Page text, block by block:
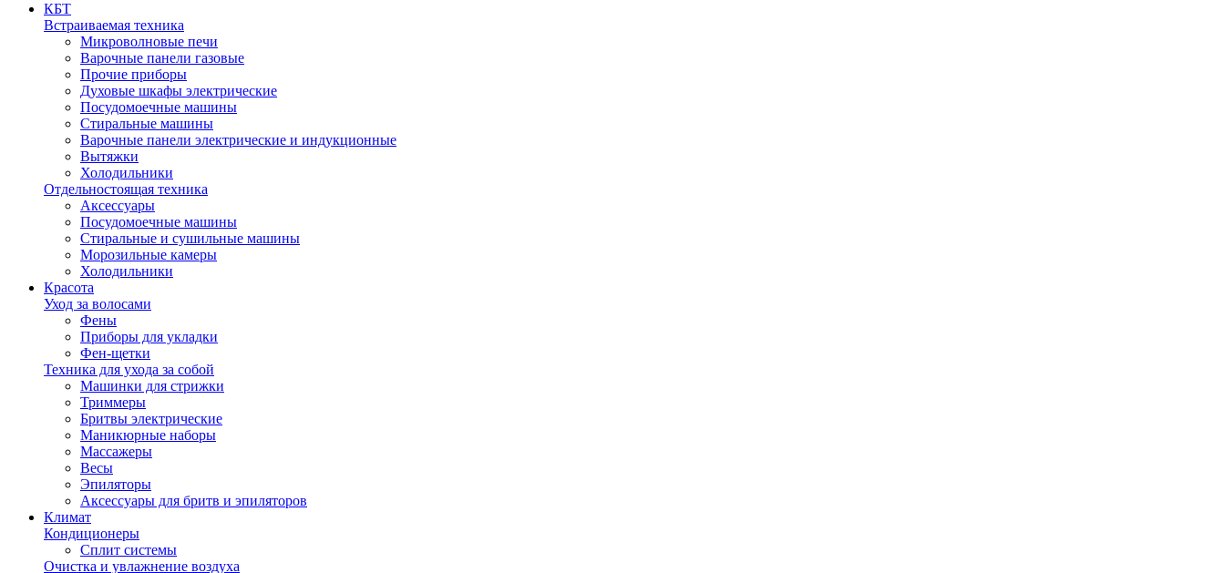
КБТ
Встраиваемая техника
Микроволновые печи
Варочные панели газовые
Прочие приборы
Духовые шкафы электрические
Посудомоечные машины
Стиральные машины
Варочные панели электрические и индукционные
Вытяжки
Холодильники
Отдельностоящая техника
Аксессуары
Посудомоечные машины
Стиральные и сушильные машины
Морозильные камеры
Холодильники
Красота
Уход за волосами
Фены
Приборы для укладки
Фен-щетки
Техника для ухода за собой
Машинки для стрижки
Триммеры
Бритвы электрические
Маникюрные наборы
Массажеры
Весы
Эпиляторы
Аксессуары для бритв и эпиляторов
Климат
Кондиционеры
Сплит системы
Очистка и увлажнение воздуха